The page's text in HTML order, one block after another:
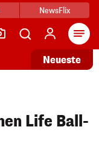
NewsFlix
Neueste
Life Ball-